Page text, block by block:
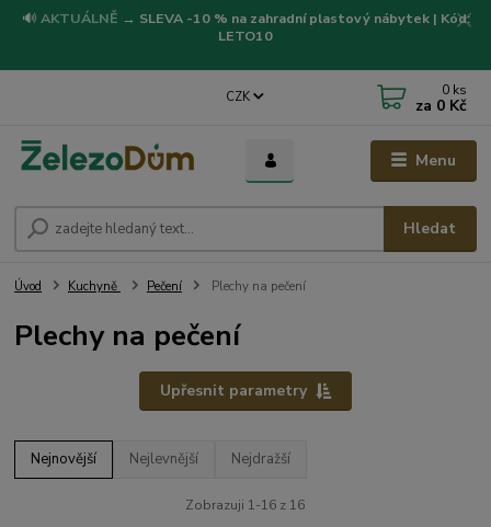
🔊 AKTUÁLNĚ → SLEVA -10 % na zahradní plastový nábytek | Kód:
LETO10
Menu
CZK
Hledat
0 ks
za 0 Kč
Úvod Kuchyně Pečení Plechy na pečení
Plechy na pečení
Upřesnit parametry
Nejnovější Nejlevnější Nejdražší
Zobrazuji 1-16 z 16